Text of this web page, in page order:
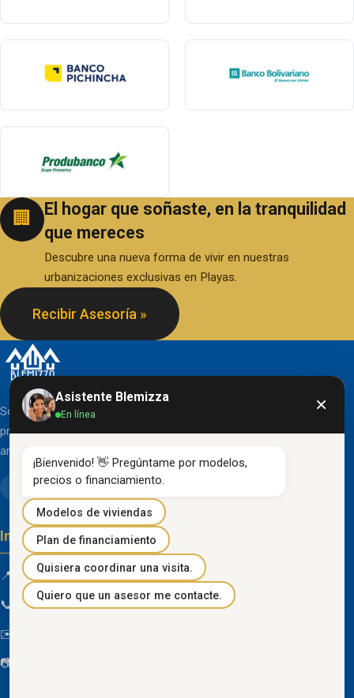
🏢
El hogar que soñaste, en la tranquilidad
que mereces
Descubre una nueva forma de vivir en nuestras
urbanizaciones exclusivas en Playas.
Recibir Asesoría »
Somos una organización líder en el desarrollo de
proyectos inmobiliarios que destacan por su diseño
arquitectónico clásico y acabados de primera línea.
Información de contacto
📍 Km 85 Vía Progreso, Playas, Guayas, Ecuador
📞 096 934 4318
✉️
📷
Asistente Blemizza
En línea ×
¡Bienvenido! 👋 Pregúntame por modelos,
precios o financiamiento.
Modelos de viviendas
Plan de financiamiento
Quisiera coordinar una visita.
Quiero que un asesor me contacte.